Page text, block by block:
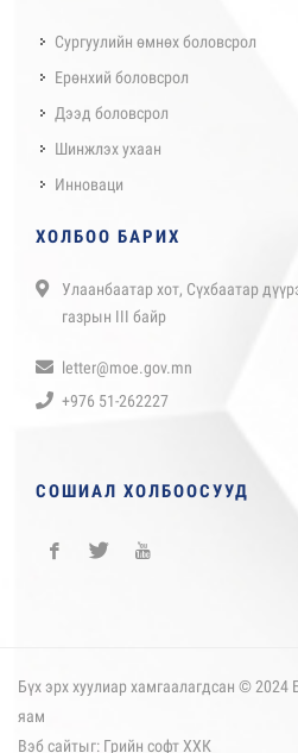
Сургуулийн өмнөх боловсрол
Ерөнхий боловсрол
Дээд боловсрол
Шинжлэх ухаан
Инноваци
ХОЛБОО БАРИХ
Улаанбаатар хот, Сүхбаатар
газрын III байр
letter@moe.gov.mn
+976 51-262227
СОШИАЛ ХОЛБООСУУД
Бүх эрх хуулиар хамгаалагдсан ©
яам
Вэб сайтыг: Грийн софт ХХК